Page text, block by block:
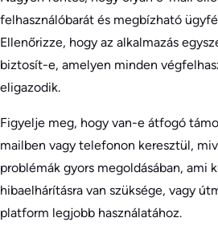
felhasználóbarát és megbízható
Ellenőrizze, hogy az alkalmazás
biztosít-e, amelyen minden
eligazodik.
Figyelje meg, hogy van-e átfogó
mailben vagy telefonon keresztül,
problémák gyors megoldásában, ami
hibaelhárításra van szüksége, vagy
platform legjobb használatához.